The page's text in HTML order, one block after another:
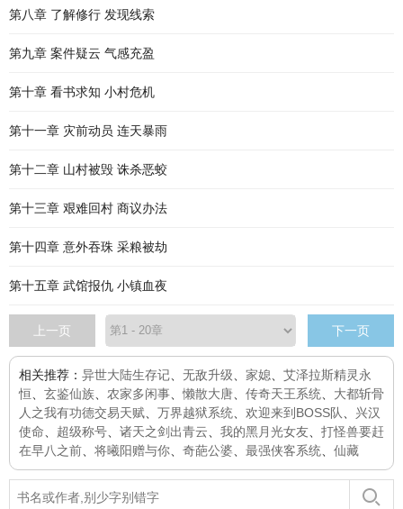
第八章 了解修行 发现线索
第九章 案件疑云 气感充盈
第十章 看书求知 小村危机
第十一章 灾前动员 连天暴雨
第十二章 山村被毁 诛杀恶蛟
第十三章 艰难回村 商议办法
第十四章 意外吞珠 采粮被劫
第十五章 武馆报仇 小镇血夜
上一页 下一页
相关推荐： 异世大陆生存记 无敌升级 家媳
艾泽拉斯精灵永
恒
玄鉴仙族 农家多闲事 、懒散大唐 传奇天王系统
大都斩骨
人之我有功德交易天赋
万界越狱系统 欢迎来到BOSS队
兴汉
使命
超级称号 诸天之剑出青云 我的黑月光女友
打怪兽要赶
在早八之前
将曦阳赠与你 奇葩公婆 最强侠客系统 仙藏